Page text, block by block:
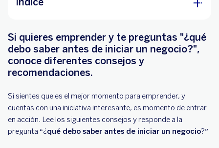
¿Qué debo saber antes de iniciar un negocio?
1. Definir el tipo de negocio
3. El momento adecuado para comenzar
4. Reunir la inversión inicial
5. Establecer si el negocio será físico, en línea
Si quieres emprender y te preguntas "¿qué
debo saber antes de iniciar un negocio?",
conoce diferentes consejos y
recomendaciones.
Si sientes que es el mejor momento para emprender, y
cuentas con una iniciativa interesante, es momento de entrar
en acción. Lee los siguientes consejos y responde a la
pregunta “¿qué debo saber antes de iniciar un negocio?”